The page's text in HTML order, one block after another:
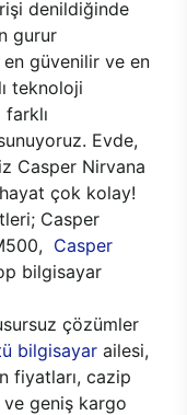
denildiğinde
gurur
en güvenilir ve en
teknoloji
Evde,
Casper Nirvana
çok kolay!
Casper
Casper
bilgisayar
çözümler
bilgisayar ailesi,
fiyatları, cazip
ve geniş kargo